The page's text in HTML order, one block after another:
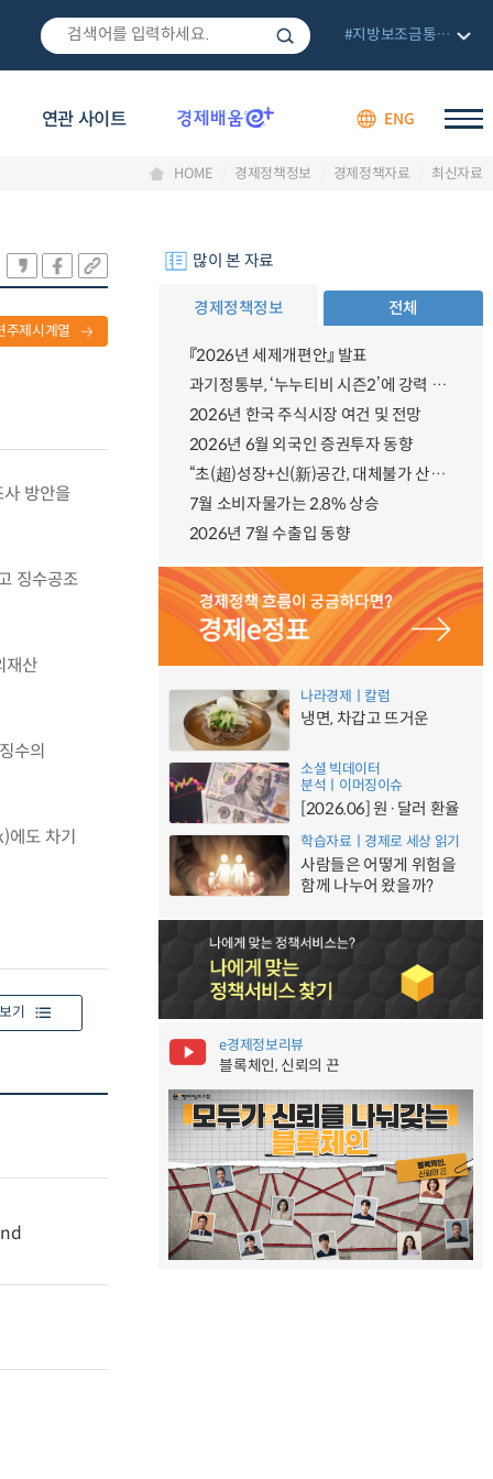
연관 사이트 ENG
#지방보조금통합관리망
HOME 경제정책정보 경제정책자료 최신자료
주제시계열
방안을
징수공조
재산
수의
도 차기
기
많이 본 자료
경제정책정보 전체
『2026년 세제개편안』 발표
과기정통부, ‘누누티비 시즌2’에 강력 대응 의지 밝혀
2026년 한국 주식시장 여건 및 전망
2026년 6월 외국인 증권투자 동향
“초(超)성장+신(新)공간, 대체불가 산업강국”
7월 소비자물가는 2.8% 상승
2026년 7월 수출입 동향
나라경제ㅣ칼럼
냉면, 차갑고 뜨거운
소셜 빅데이터
분석ㅣ이머징이슈
[2026.06] 원·달러 환율
학습자료ㅣ경제로 세상 읽기
사람들은 어떻게 위험을
함께 나누어 왔을까?
e경제정보리뷰
블록체인, 신뢰의 끈